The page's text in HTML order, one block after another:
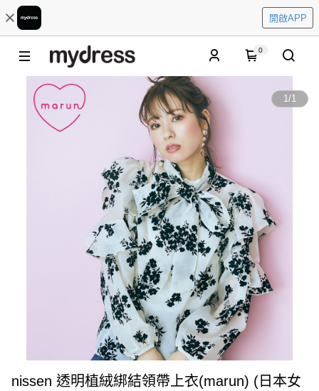
開啟APP
0
1/1
nissen 透明植絨綁結領帶上衣(marun) (日本女